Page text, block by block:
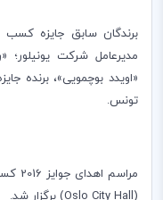
برندگان سابق جایزه کسب
مدیرعامل شرکت یونیلور؛
«اویدد بوچمویی»، برنده
تونس.
(
Oslo City Hall) برگزار شد.